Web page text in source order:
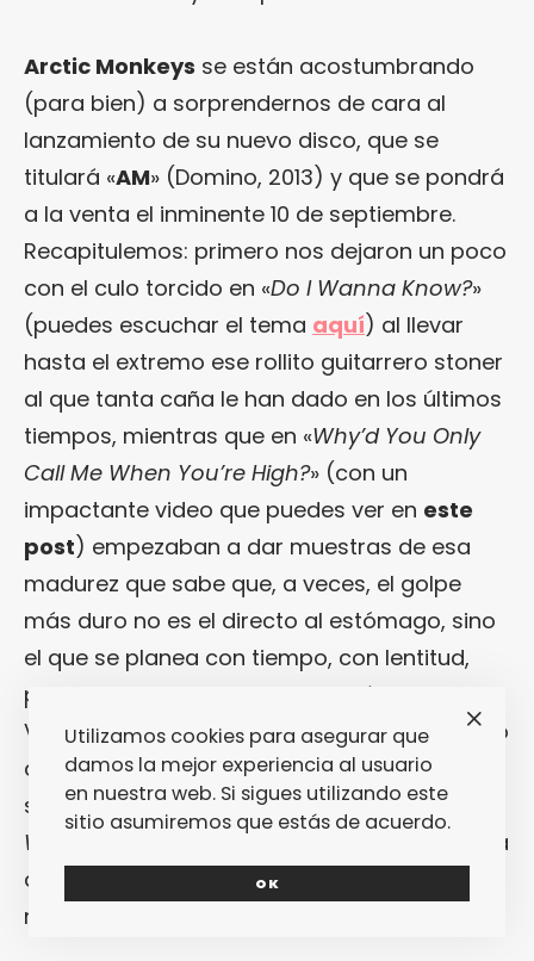
Arctic Monkeys se están acostumbrando
(para bien) a sorprendernos de cara al
lanzamiento de su nuevo disco, que se
titulará «AM» (Domino, 2013) y que se pondrá
a la venta el inminente 10 de septiembre.
Recapitulemos: primero nos dejaron un poco
con el culo torcido en «Do I Wanna Know?»
(puedes escuchar el tema aquí) al llevar
hasta el extremo ese rollito guitarrero stoner
al que tanta caña le han dado en los últimos
tiempos, mientras que en «Why’d You Only
Call Me When You’re High?» (con un
impactante video que puedes ver en este
post) empezaban a dar muestras de esa
madurez que sabe que, a veces, el golpe
más duro no es el directo al estómago, sino
el que se planea con tiempo, con lentitud,
para que el dolor sea mucho más duradero.
Vamos, que practicaron una bajada de ritmo
que, ahora, siguen aplicando a su nuevo
single: este «Stop The World I Wanna Get Off
With You
» que acaban de hacer público para
que la espera hasta el 10 de septiembre se
nos haga más dura todavía.
Utilizamos cookies para asegurar que
damos la mejor experiencia al usuario
en nuestra web. Si sigues utilizando este
sitio asumiremos que estás de acuerdo.
OK